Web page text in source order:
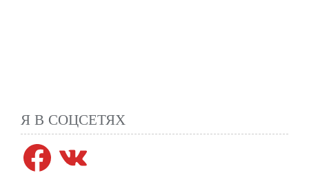
Я В СОЦСЕТЯХ
Facebook